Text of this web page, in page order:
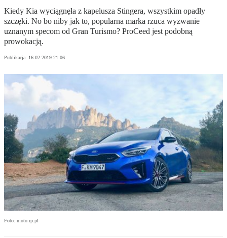
Kiedy Kia wyciągnęła z kapelusza Stingera, wszystkim opadły
szczęki. No bo niby jak to, popularna marka rzuca wyzwanie
uznanym specom od Gran Turismo? ProCeed jest podobną
prowokacją.
Publikacja: 16.02.2019 21:06
Foto: moto.rp.pl